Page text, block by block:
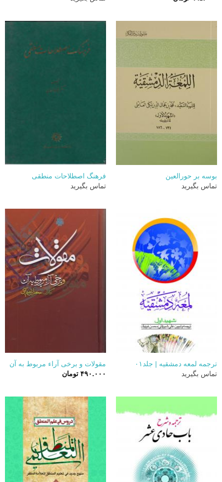
بوسه بر حورالعین
تماس بگیرید
فرهنگ اصطلاحات منطقی
تماس بگیرید
ترجمه لمعه دمشقیه | جلد۰۱
تماس بگیرید
مقولات و برخی آراء مربوط به آن
۴۹۰.۰۰۰ تومان